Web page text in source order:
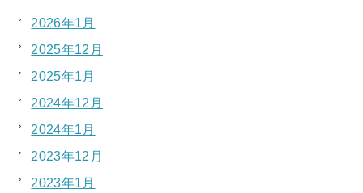
2026年1月
2025年12月
2025年1月
2024年12月
2024年1月
2023年12月
2023年1月